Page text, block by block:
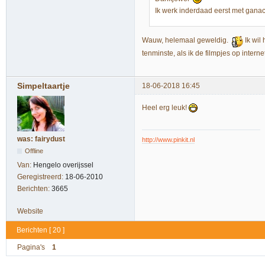
Ik werk inderdaad eerst met
Wauw, helemaal geweldig.
Ik wil
tenminste, als ik de filmpjes op
Simpeltaartje 18-06-2018 16:45
was: fairydust
Offline
Van: Hengelo overijssel
Geregistreerd: 18-06-2010
Berichten: 3665
Heel erg leuk!
http://www.pinkit.nl
Website
Berichten [ 20 ]
Pagina's 1